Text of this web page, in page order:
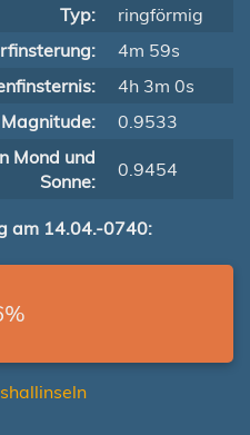
Typ:
ringförmig
4m 59s
4h 3m 0s
Magnitude:
0.9533
Mond und
Sonne:
0.9454
am 14.04.-0740: